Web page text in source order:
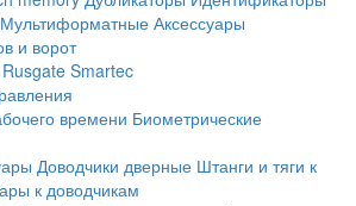
Мультиформатные Аксессуары
и ворот
Rusgate Smartec
времени Биометрические
Доводчики дверные Штанги и тяги к
к доводчикам